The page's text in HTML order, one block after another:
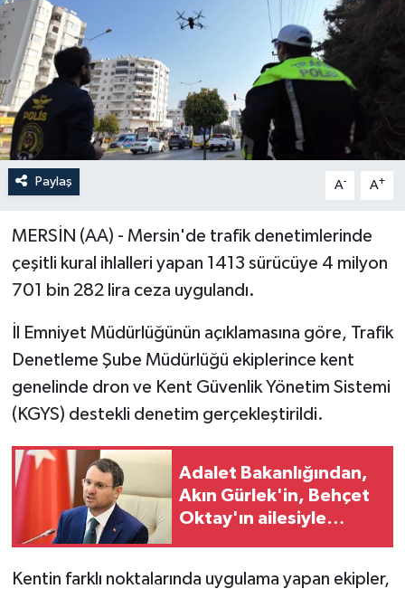
Paylaş A- A+
MERSİN (AA) - Mersin'de trafik denetimlerinde
çeşitli kural ihlalleri yapan 1413 sürücüye 4 milyon
701 bin 282 lira ceza uygulandı.
İl Emniyet Müdürlüğünün açıklamasına göre, Trafik
Denetleme Şube Müdürlüğü ekiplerince kent
genelinde dron ve Kent Güvenlik Yönetim Sistemi
(KGYS) destekli denetim gerçekleştirildi.
Adalet Bakanlığından,
Akın Gürlek'in, Behçet
Oktay'ın ailesiyle
Kentin farklı noktalarında uygulama yapan ekipler,